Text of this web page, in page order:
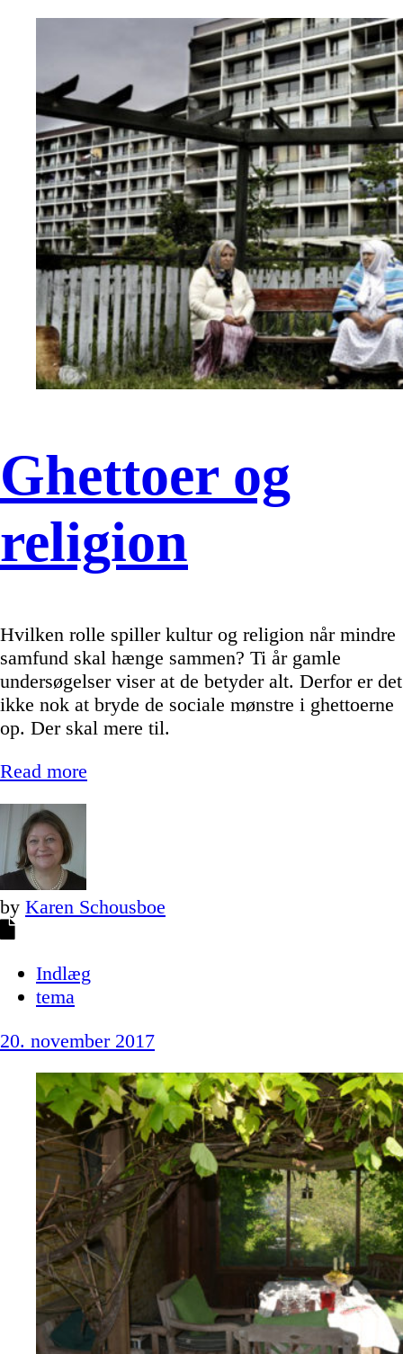
Ghettoer og
religion
Hvilken rolle spiller kultur og religion når mindre
samfund skal hænge sammen? Ti år gamle
undersøgelser viser at de betyder alt. Derfor er det
ikke nok at bryde de sociale mønstre i ghettoerne
op. Der skal mere til.
Read more
by Karen Schousboe
Indlæg
tema
20. november 2017